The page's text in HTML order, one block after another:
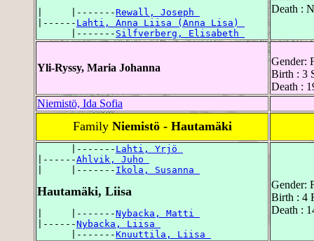
|     |-------Rewall, Joseph
|------ Lahti, Anna Liisa (Anna Lisa)
      |-------
Silfverberg, Elisabeth
Death :
Yli-Ryssy, Maria Johanna
Gender:
Birth : 3
Death :
Niemistö, Ida Sofia
Family Niemistö - Hautamäki
      |-------
Lahti, Yrjö
|------Ahlvik, Juho
|     |------- Ikola, Susanna
Hautamäki, Liisa
|     |-------Nybacka, Matti
|------Nybacka, Liisa
      |-------
Knuuttila, Liisa
Gender:
Birth : 4
Death :